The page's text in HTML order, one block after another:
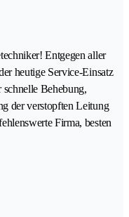
Entgegen aller
heutige Service-Einsatz
schnelle Behebung,
der verstopften Leitung
Firma, besten